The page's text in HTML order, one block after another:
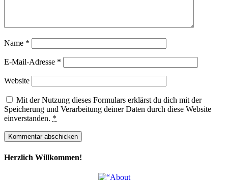
Name *
E-Mail-Adresse *
Website
Mit der Nutzung dieses Formulars erklärst du dich mit der
Speicherung und Verarbeitung deiner Daten durch diese Website
einverstanden. *
Herzlich Willkommen!